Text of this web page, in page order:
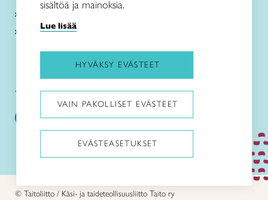
Kirjaudu Arviin
Kirjaudu Taitocampukseen
Taitoliitto: Taito-lehti:
© Taitoliitto / Käsi- ja taideteollisuusliitto Taito ry
sisältöä ja mainoksia.
Lue lisää
HYVÄKSY EVÄSTEET
VAIN PAKOLLISET EVÄSTEET
EVÄSTEASETUKSET